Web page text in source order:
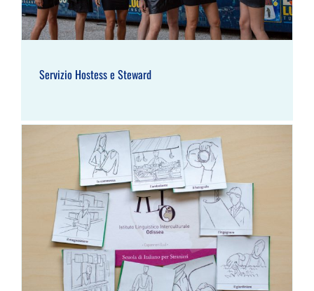
Servizio Hostess e Steward
Istituto Linguistico Interculturale Odissea